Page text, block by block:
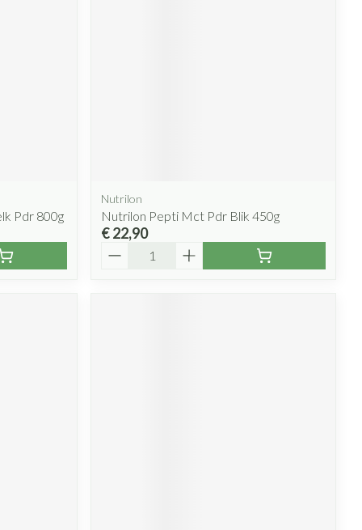
Pdr 800g
Nutrilon
Nutrilon Pepti Mct Pdr Blik 450g
€ 22,90